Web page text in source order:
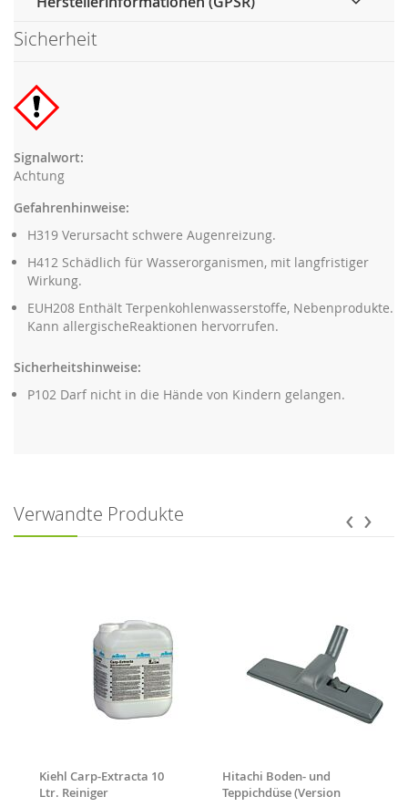
Sicherheit
Signalwort:
Achtung
Gefahrenhinweise:
H319 Verursacht schwere Augenreizung.
H412 Schädlich für Wasserorganismen, mit langfristiger
Wirkung.
EUH208 Enthält Terpenkohlenwasserstoffe, Nebenprodukte.
Kann allergischeReaktionen hervorrufen.
Sicherheitshinweise:
P102 Darf nicht in die Hände von Kindern gelangen.
Verwandte Produkte
Kiehl Carp-Extracta 10
Ltr. Reiniger
Hitachi Boden- und
Teppichdüse (Version
‹ ›